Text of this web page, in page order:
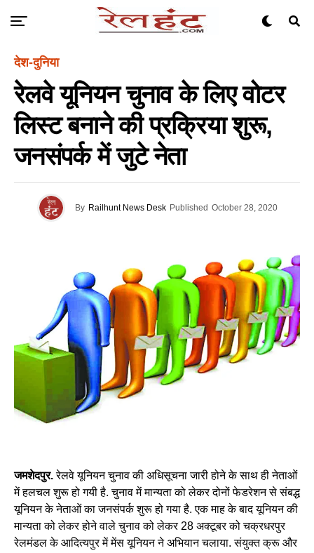
देश-दुनिया
रेलवे यूनियन चुनाव के लिए वोटर
लिस्ट बनाने की प्रक्रिया शुरू,
जनसंपर्क में जुटे नेता
By Railhunt News Desk Published October 28, 2020
जमशेदपुर.रेलवे यूनियन चुनाव की अधिसूचना जारी होने के साथ ही नेताओं
में हलचल शुरू हो गयी है. चुनाव में मान्यता को लेकर दोनों फेडरेशन से संबद्ध
यूनियन के नेताओं का जनसंपर्क शुरू हो गया है. एक माह के बाद यूनियन की
मान्यता को लेकर होने वाले चुनाव को लेकर 28 अक्टूबर को चक्रधरपुर
रेलमंडल के आदित्यपुर में मेंस यूनियन ने अभियान चलाया. संयुक्त क्रू और